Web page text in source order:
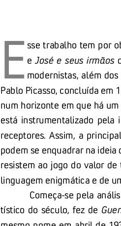
sse trabalho tem por
e José  e  seus  irmãos
modernistas, além
Pablo Picasso, concluída em
num horizonte em que há
está  instrumentalizado  pela
receptores.  Assim,  a
podem se enquadrar na
resistem ao jogo do valor
linguagem enigmática e de
Começa-se pela
tístico  do  século,  fez  de
mesmo nome em abril de
E